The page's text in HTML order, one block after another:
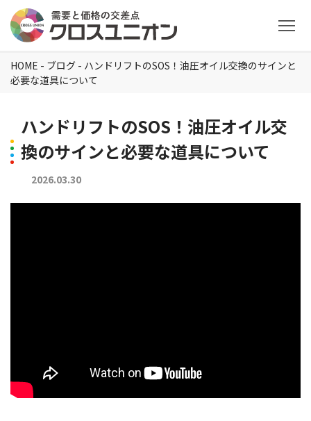
HOME - ブログ - ハンドリフトのSOS！油圧オイル交換のサインと
必要な道具について
ハンドリフトのSOS！油圧オイル交
換のサインと必要な道具について
2026.03.30